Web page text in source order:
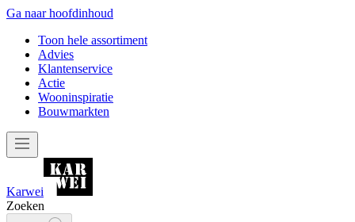
Ga naar hoofdinhoud
Toon hele assortiment
Advies
Klantenservice
Actie
Wooninspiratie
Bouwmarkten
Karwei
Zoeken